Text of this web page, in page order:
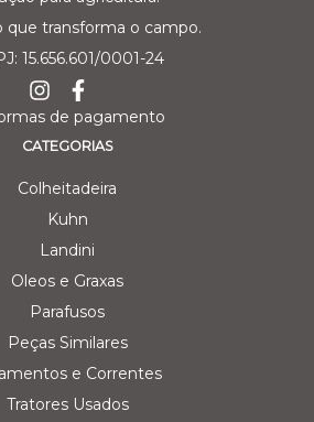
que transforma o campo.
15.656.601/0001-24
CATEGORIAS
Colheitadeira
Kuhn
Landini
Oleos e Graxas
Parafusos
Peças Similares
e Correntes
Tratores Usados